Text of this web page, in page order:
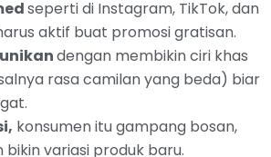
seperti di Instagram, TikTok, dan
aktif buat promosi gratisan.
dengan membikin ciri khas
rasa camilan yang beda) biar
konsumen itu gampang bosan,
bikin variasi produk baru.